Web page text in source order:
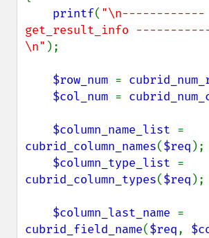
printf( "\n------------
get_result_info
\n" );
$row_num =
$col_num =
$column_name_list
cubrid_column_names($req );
$column_type_list
cubrid_column_types($req );
$column_last_name
cubrid_field_name($req,